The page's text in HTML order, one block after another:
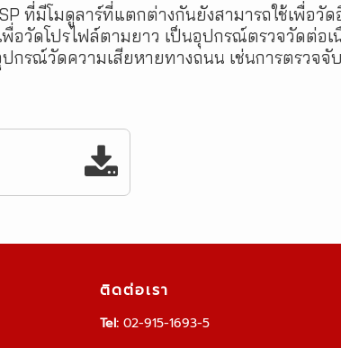
ที่มีโมดูลาร์ที่แตกต่างกันยังสามารถใช้เพื่อวัด
เพื่อวัดโปรไฟล์ตามยาว เป็นอุปกรณ์ตรวจวัดต่
รณ์วัดความเสียหายทางถนน เช่นการตรวจจั
ติดต่อเรา
Tel: 02-915-1693-5